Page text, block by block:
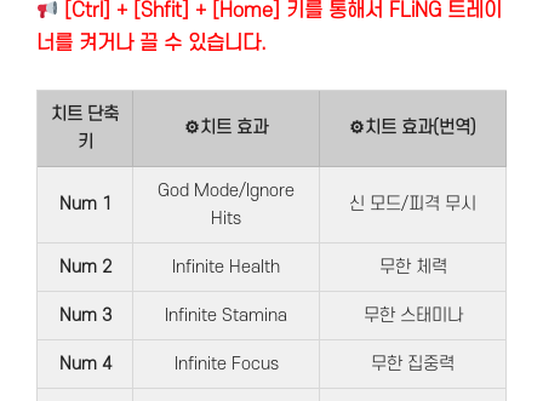
[Ctrl] + [Shfit] + [Home] 키를 통해서 FLiNG 트레이
너를 켜거나 끌 수 있습니다.
치트 단축
키
⚙치트 효과 ⚙치트 효과(번역)
Num 1
God Mode/Ignore
Hits
신 모드/피격 무시
Num 2 Infinite Health 무한 체력
Num 3 Infinite Stamina 무한 스태미나
Num 4 Infinite Focus 무한 집중력